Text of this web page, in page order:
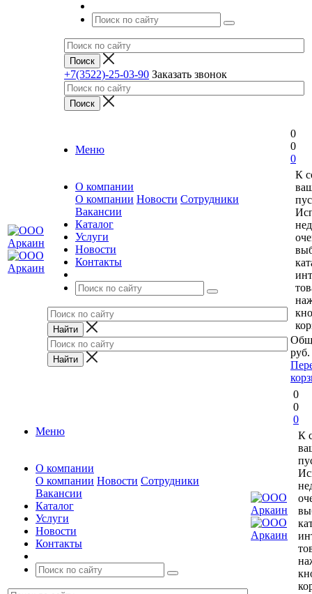
+7(3522)-25-03-90 Заказать звонок
Меню
О компании
О компании Новости Сотрудники
Вакансии
Каталог
Услуги
Новости
Контакты
0
0
0
К
руб.
Меню
О компании
О компании Новости Сотрудники
Вакансии
Каталог
Услуги
Новости
Контакты
0
0
0
К